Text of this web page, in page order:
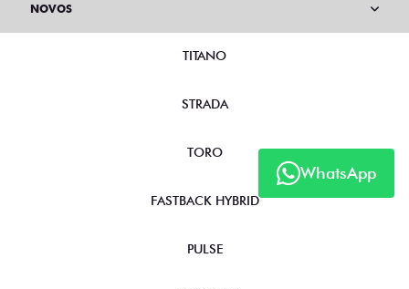
WhatsApp
NOVOS
TITANO
STRADA
TORO
FASTBACK HYBRID
PULSE